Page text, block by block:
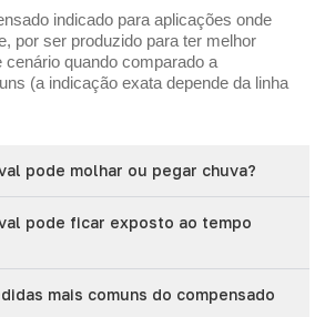
indicado para aplicações onde
por ser produzido para ter melhor
quando comparado a
(a indicação exata depende da linha
pode molhar ou pegar chuva?
pode ficar exposto ao tempo
mais comuns do compensado